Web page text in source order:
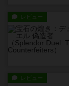
レビュー
レビュー